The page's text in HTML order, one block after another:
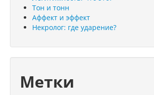
Тон и тонн
Аффект и эффект
Некролог: где ударение?
Метки